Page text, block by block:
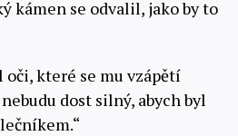
kámen se odvalil, jako by to
které se mu vzápětí
dost silný, abych byl